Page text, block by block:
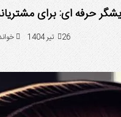
حرفه ای: برای
26 تیر 1404 خواندن